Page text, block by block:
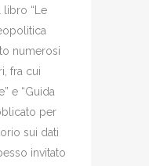
libro “Le
numerosi
fra cui
e “Guida
per
sui dati
invitato